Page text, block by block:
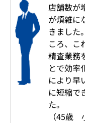
店舗数が
が煩雑に
きました
ころ、こ
精査業務
とで効率
により早
に短縮で
た。
（45歳